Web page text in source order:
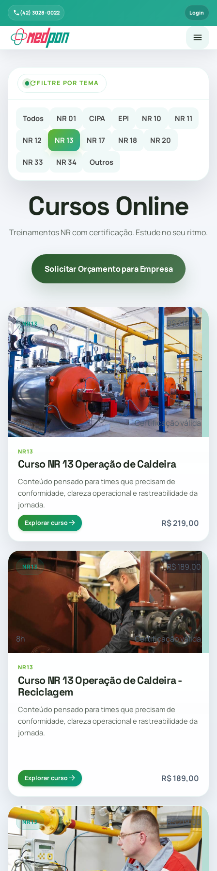
(42) 3028-0022 Login
FILTRE POR TEMA
Todos NR 01 CIPA EPI NR 10 NR 11
NR 12 NR 13 NR 17 NR 18 NR 20
NR 33 NR 34 Outros
Cursos Online
Treinamentos NR com certificação. Estude no seu ritmo.
Solicitar Orçamento para Empresa
NR13 R$ 219,00
40h Certificação válida
NR13
Curso NR 13 Operação de Caldeira
Conteúdo pensado para times que precisam de
conformidade, clareza operacional e rastreabilidade da
jornada.
Explorar curso R$ 219,00
NR13 R$ 189,00
8h Certificação válida
NR13
Curso NR 13 Operação de Caldeira -
Reciclagem
Conteúdo pensado para times que precisam de
conformidade, clareza operacional e rastreabilidade da
jornada.
Explorar curso R$ 189,00
NR13 R$ 219,00